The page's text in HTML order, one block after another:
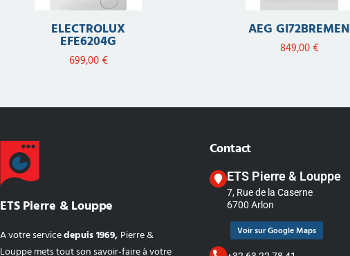
ELECTROLUX
EFE6204G
699,00€
AEG GI72BREMEN
849,00€
ETS Pierre & Louppe
A votre servicedepuis 1969, Pierre &
Louppe mets tout son savoir-faire à votre
Contact
ETS Pierre & Louppe
7, Rue de la Caserne
6700 Arlon
Voir sur Google Maps